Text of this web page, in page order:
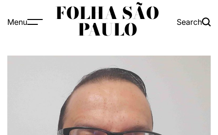
Menu FOLHA SÃO
PAULO Search